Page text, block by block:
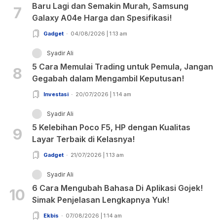
7
Baru Lagi dan Semakin Murah, Samsung
Galaxy A04e Harga dan Spesifikasi!
Gadget 04/08/2026 | 1:13 am
8
Syadir Ali
5 Cara Memulai Trading untuk Pemula, Jangan
Gegabah dalam Mengambil Keputusan!
Investasi 20/07/2026 | 1:14 am
9
Syadir Ali
5 Kelebihan Poco F5, HP dengan Kualitas
Layar Terbaik di Kelasnya!
Gadget 21/07/2026 | 1:13 am
10
Syadir Ali
6 Cara Mengubah Bahasa Di Aplikasi Gojek!
Simak Penjelasan Lengkapnya Yuk!
Ekbis 07/08/2026 | 1:14 am